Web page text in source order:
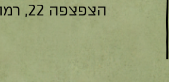
הצפצפה 22, רמת ישי